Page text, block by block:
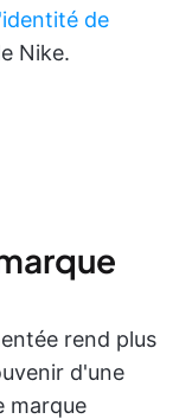
de
Nike.
rend plus
d'une
marque